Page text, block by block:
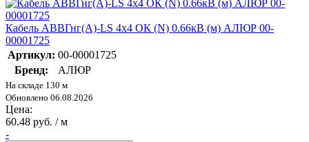
Кабель АВВГнг(А)-LS 4х4 ОК (N) 0.66кВ (м) АЛЮР 00-
00001725
Артикул: 00-00001725
Бренд:
АЛЮР
На складе 130 м
Обновлено 06.08.2026
Цена:
60.48 руб. / м
-